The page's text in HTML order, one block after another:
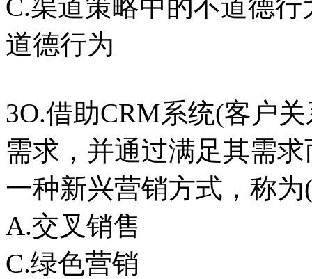
C.渠道策略中的不道
道德行为
3O.借助CRM系统(客户
需求，并通过满足其需
一种新兴营销方式，
A.交叉销售 B.
C.绿色营销 D.